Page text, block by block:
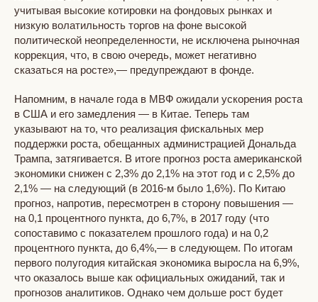
учитывая высокие котировки на фондовых рынках и
низкую волатильность торгов на фоне высокой
политической неопределенности, не исключена рыночная
коррекция, что, в свою очередь, может негативно
сказаться на росте»,— предупреждают в фонде.
Напомним, в начале года в МВФ ожидали ускорения роста
в США и его замедления — в Китае. Теперь там
указывают на то, что реализация фискальных мер
поддержки роста, обещанных администрацией Дональда
Трампа, затягивается. В итоге прогноз роста американской
экономики снижен с 2,3% до 2,1% на этот год и с 2,5% до
2,1% — на следующий (в 2016-м было 1,6%). По Китаю
прогноз, напротив, пересмотрен в сторону повышения —
на 0,1 процентного пункта, до 6,7%, в 2017 году (что
сопоставимо с показателем прошлого года) и на 0,2
процентного пункта, до 6,4%,— в следующем. По итогам
первого полугодия китайская экономика выросла на 6,9%,
что оказалось выше как официальных ожиданий, так и
прогнозов аналитиков. Однако чем дольше рост будет